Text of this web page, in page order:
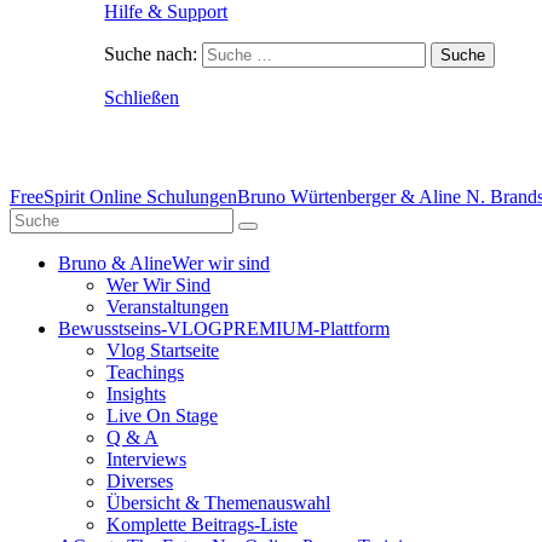
Hilfe & Support
Suche nach:
Schließen
FreeSpirit Online SchulungenBruno Würtenberger & Aline N.
Bruno & AlineWer wir sind
Wer Wir Sind
Veranstaltungen
Bewusstseins-VLOGPREMIUM-Plattform
Vlog Startseite
Teachings
Insights
Live On Stage
Q & A
Interviews
Diverses
Übersicht & Themenauswahl
Komplette Beitrags-Liste